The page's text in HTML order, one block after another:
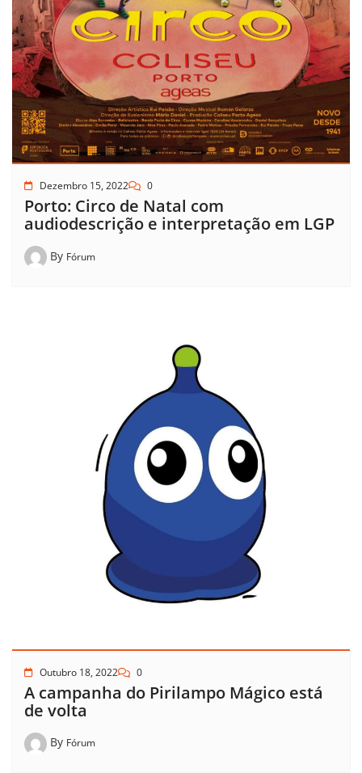
Dezembro 15, 2022 0
Porto: Circo de Natal com
audiodescrição e interpretação em LGP
By Fórum
Outubro 18, 2022 0
A campanha do Pirilampo Mágico está
de volta
By Fórum